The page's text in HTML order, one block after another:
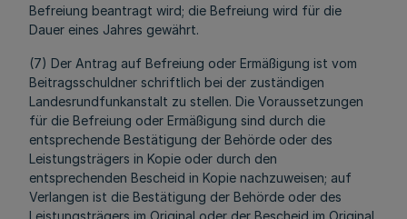
Befreiung beantragt wird; die Befreiung wird für die
Dauer eines Jahres gewährt.
(7) Der Antrag auf Befreiung oder Ermäßigung ist vom
Beitragsschuldner schriftlich bei der zuständigen
Landesrundfunkanstalt zu stellen. Die Voraussetzungen
für die Befreiung oder Ermäßigung sind durch die
entsprechende Bestätigung der Behörde oder des
Leistungsträgers in Kopie oder durch den
entsprechenden Bescheid in Kopie nachzuweisen; auf
Verlangen ist die Bestätigung der Behörde oder des
Leistungsträgers im Original oder der Bescheid im Original